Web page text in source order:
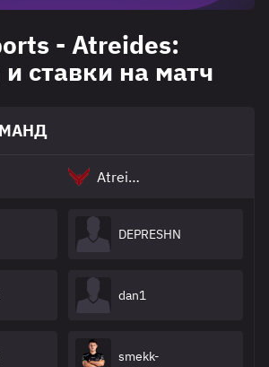
- Atreides:
ставки на матч
Atreides
DEPRESHN
dan1
smekk-